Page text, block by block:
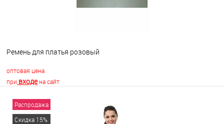
Ремень для платья розовый
оптовая цена
при входена сайт
В корзину
Распродажа
Скидка 15%